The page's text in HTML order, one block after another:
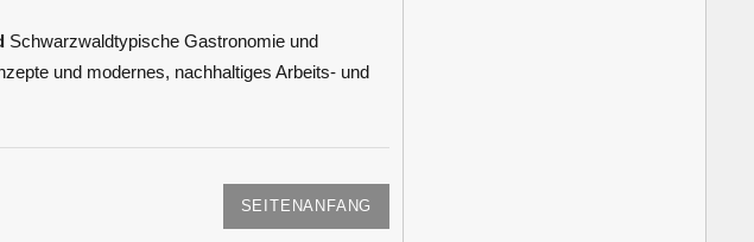
Schwarzwaldtypische Gastronomie und
und modernes, nachhaltiges Arbeits- und
SEITENANFANG